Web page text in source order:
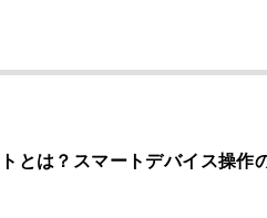
とは？スマートデバイス操作